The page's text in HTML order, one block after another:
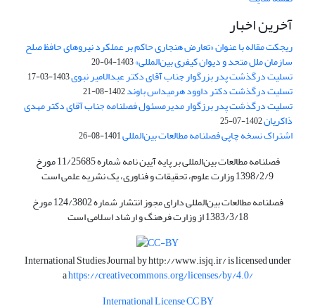
آخرین اخبار
ریجکت مقاله با عنوان «تعارض هنجاری حاکم بر عملکرد نیروهای حافظ صلح
سازمان ملل متحد و دیوان کیفری بین‌المللی»1403-04-20
تسلیت درگذشت پدر بزرگوار جناب آقای دکتر عبدالامیر نبوی1403-03-17
تسلیت درگذشت دکتر داوود هرمیداس باوند1402-08-21
تسلیت درگذشت پدر برزگوار مدیرمسئول فصلنامه جناب آقای دکتر مهدی
ذاکریان1402-07-25
اشتراک نسخه چاپی فصلنامه مطالعات بین‌المللی1401-08-26
فصلنامه مطالعات بین‌المللی بر پایه آیین نامه شماره 11/25685 مورخ
1398/2/9 وزارت علوم، تحقیقات و فناوری، یک نشریه علمی است
فصلنامه مطالعات بین‌المللی دارای مجوز انتشار شماره 124/3802 مورخ
1383/3/18 از وزارت فرهنگ و ارشاد اسلامی است
International Studies Journal byhttp://www.isjq.ir/is licensed under
ahttps://creativecommons.org/licenses/by/4.0/
International License CC BY